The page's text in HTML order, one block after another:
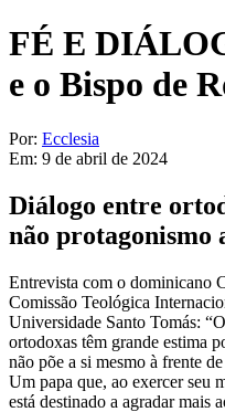
FÉ E
e o Bispo de
Por: Ecclesia
Em: 9 de abril de 2024
Diálogo entre
não protagonismo
Entrevista com o dominicano
Comissão Teológica
Universidade Santo Tomás:
ortodoxas têm grande estima
não põe a si mesmo à frente
Um papa que, ao exercer seu
está destinado a agradar mais